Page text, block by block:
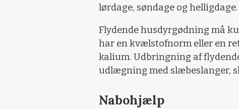
lørdage, søndage og helligdage.
Flydende husdyrgødning må
har en kvælstofnorm eller en
kalium. Udbringning af
udlægning med slæbeslanger,
Nabohjælp